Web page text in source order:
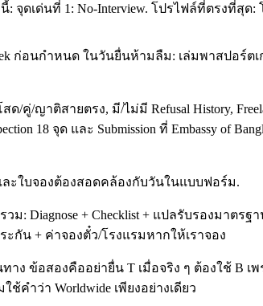
ดเด่นที่ 1: No-Interview. โปรไฟล์ที่ตรงที่สุด:
ก่อนกำหนด ในวันยื่นห้ามลืม: เล่มพาสปอร์
/ญาติสายตรง, มี/ไม่มี Refusal History,
18 จุด และ Submission ที่ Embassy of
และใบจองต้องสอดคล้องกับวันในแบบฟอร์ม.
+ Checklist + แปลรับรองมาตรฐ
ะกัน + ค่าจองตั๋ว/โรงแรมหากให้เราจอง
อสองคืออย่ายื่น T เมื่อจริง ๆ ต้องใช้ B เพรา
ช้คำว่า Worldwide เพียงอย่างเดียว